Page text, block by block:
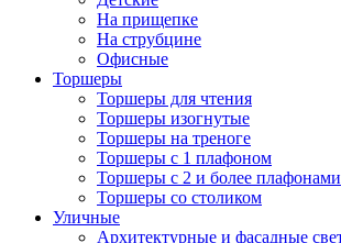
На прищепке
На струбцине
Офисные
Торшеры
Торшеры для чтения
Торшеры изогнутые
Торшеры на треноге
Торшеры с 1 плафоном
Торшеры с 2 и более плафонами
Торшеры со столиком
Уличные
Архитектурные и фасадные